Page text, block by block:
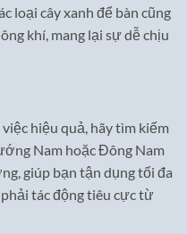
loại cây xanh để bàn cũng
khí, mang lại sự dễ chịu
hiệu quả, hãy tìm kiếm
Nam hoặc Đông Nam
giúp bạn tận dụng tối đa
tác động tiêu cực từ